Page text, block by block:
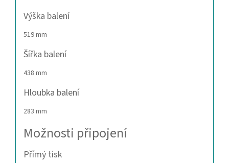
Výška balení
519 mm
Šířka balení
438 mm
Hloubka balení
283 mm
Možnosti připojení
Přímý tisk